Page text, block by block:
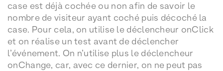
case est déjà cochée ou non afin de savoir le
nombre de visiteur ayant coché puis décoché la
case. Pour cela, on utilise le déclencheur onClick
et on réalise un test avant de déclencher
l’événement. On n’utilise plus le déclencheur
onChange, car, avec ce dernier, on ne peut pas